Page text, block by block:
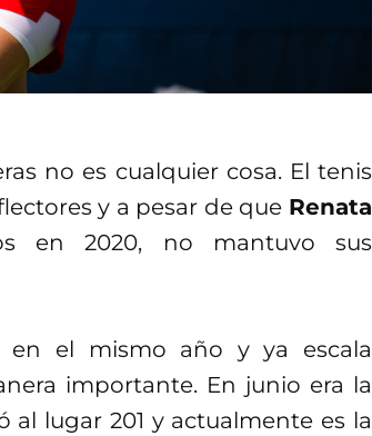
no es cualquier cosa. El tenis
y a pesar de que Renata
en 2020, no mantuvo sus
en el mismo año y ya escala
importante. En junio era la
lugar 201 y actualmente es la